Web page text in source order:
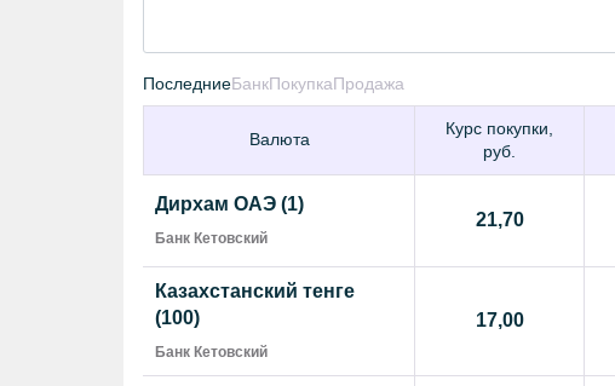
ПоследниеБанкПокупкаПродажа
Валюта
Курс покупки,
руб.
Дирхам ОАЭ (1)
Банк Кетовский
21,70
Казахстанский тенге
(100)
Банк Кетовский
17,00